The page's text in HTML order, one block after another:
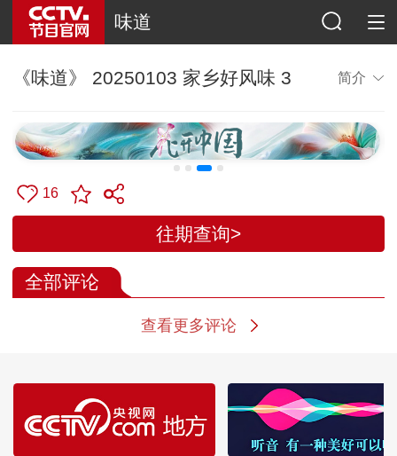
味道
《味道》 20250103 家乡好风味 3 简介
16
往期查询>
全部评论
查看更多评论